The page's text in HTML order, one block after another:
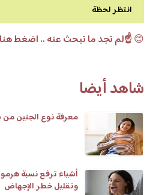
انتظر لحظة
😊☝️لم تجد ما تبحث عنه .. اضغط
شاهد أيضا
معرفة نوع الجنين
أشياء ترفع نسبة
وتقليل خطر الإجهاض